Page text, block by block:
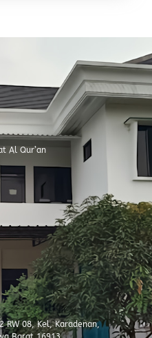
Al Qur’an
RW 08, Kel, Karadenan,